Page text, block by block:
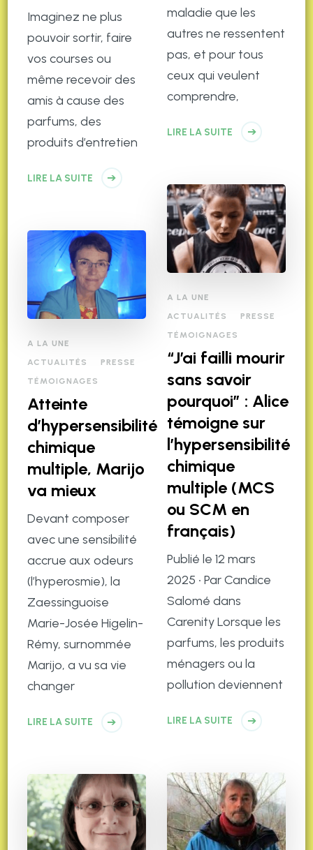
Imaginez ne plus
pouvoir sortir, faire
vos courses ou
même recevoir des
amis à cause des
parfums, des
produits d’entretien
LIRE LA SUITE
maladie que les
autres ne ressentent
pas, et pour tous
ceux qui veulent
comprendre,
LIRE LA SUITE
A LA UNE
ACTUALITÉS
PRESSE
TÉMOIGNAGES
“J’ai failli mourir
sans savoir
pourquoi” : Alice
témoigne sur
l’hypersensibilité
chimique
multiple (MCS
ou SCM en
français)
Publié le 12 mars
2025 • Par Candice
Salomé dans
Carenity Lorsque les
parfums, les produits
ménagers ou la
pollution deviennent
LIRE LA SUITE
A LA UNE
ACTUALITÉS
PRESSE
TÉMOIGNAGES
Atteinte
d’hypersensibilité
chimique
multiple, Marijo
va mieux
Devant composer
avec une sensibilité
accrue aux odeurs
(l’hyperosmie), la
Zaessinguoise
Marie-Josée Higelin-
Rémy, surnommée
Marijo, a vu sa vie
changer
LIRE LA SUITE